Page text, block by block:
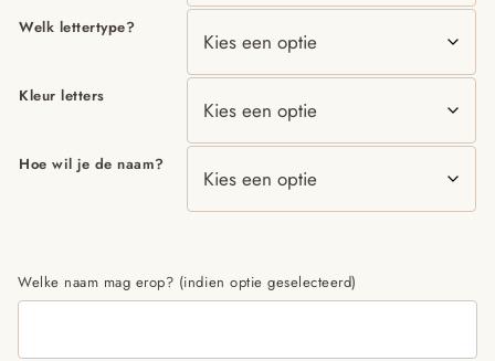
Welk lettertype?
Kleur letters
Hoe wil je de naam?
Welke naam mag erop? (indien optie geselecteerd)